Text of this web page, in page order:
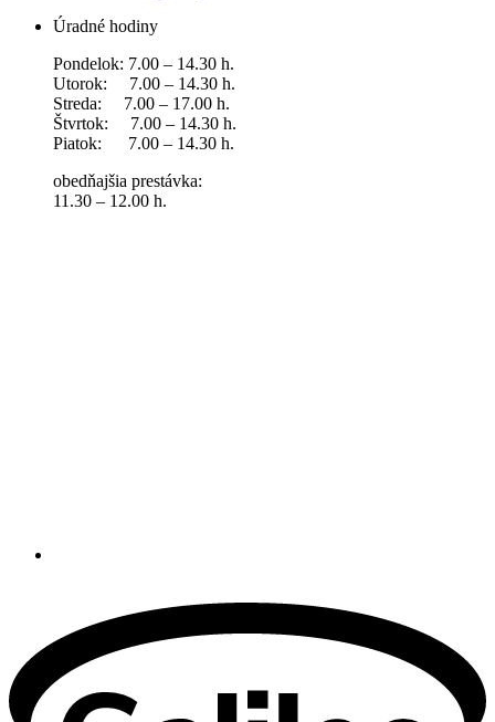
Úradné hodiny
Pondelok: 7.00 – 14.30 h.
Utorok: 7.00 – 14.30 h.
Streda: 7.00 – 17.00 h.
Štvrtok: 7.00 – 14.30 h.
Piatok: 7.00 – 14.30 h.
obedňajšia prestávka:
11.30 – 12.00 h.